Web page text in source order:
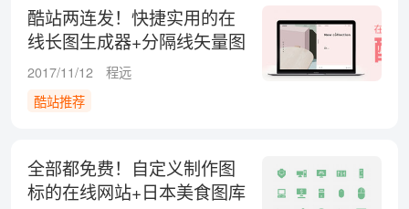
酷站两连发！快捷实用的在
线长图生成器+分隔线矢量图
下载
2017/11/12
程远
酷站推荐
全部都免费！自定义制作图
标的在线网站+日本美食图库